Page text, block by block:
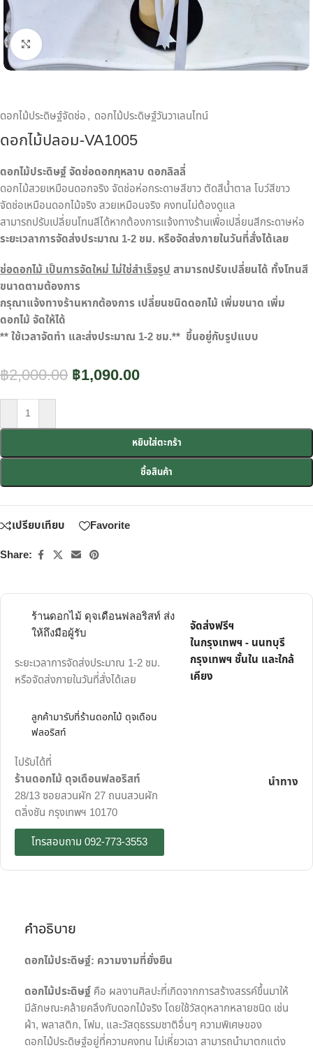
คลิกเพื่อขยาย
ดอกไม้ประดิษฐ์จัดช่อ, ดอกไม้ประดิษฐ์วันวาเลนไทน์
ดอกไม้ปลอม-VA1005
ดอกไม้ประดิษฐ์ จัดช่อดอกกุหลาบ ดอกลิลลี่
ดอกไม้สวยเหมือนดอกจริง จัดช่อห่อกระดาษสีขาว ตัดสีน้ำตาล โบว์สีขาว
จัดช่อเหมือนดอกไม้จริง สวยเหมือนจริง คงทนไม่ต้องดูแล
สามารถปรับเปลี่ยนโทนสีได้หากต้องการแจ้งทางร้านเพื่อเปลี่ยนสีกระดาษห่อ
ระยะเวลาการจัดส่งประมาณ 1-2 ชม. หรือจัดส่งภายในวันที่สั่งได้เลย
ช่อดอกไม้ เป็นการจัดใหม่ ไม่ใช่สำเร็จรูปสามารถปรับเปลี่ยนได้ ทั้งโทนสี
ขนาดตามต้องการ
กรุณาแจ้งทางร้านหากต้องการ เปลี่ยนชนิดดอกไม้ เพิ่มขนาด เพิ่ม
ดอกไม้ จัดให้ได้
**ใช้เวลาจัดทำ และส่งประมาณ 1-2 ชม.** ขึ้นอยู่กับรูปแบบ
฿2,000.00 ฿1,090.00
หยิบใส่ตะกร้า
ซื้อสินค้า
เปรียบเทียบ
Favorite
Share:
ร้านดอกไม้ ดุจเดือนฟลอริสท์ ส่ง
ให้ถึงมือผู้รับ
ระยะเวลาการจัดส่งประมาณ 1-2 ชม.
หรือจัดส่งภายในวันที่สั่งได้เลย
จัดส่งฟรีฯ
ในกรุงเทพฯ - นนทบุรี
กรุงเทพฯ ชั้นใน และใกล้
เคียง
ลูกค้ามารับที่ร้านดอกไม้ ดุจเดือน
ฟลอริสท์
ไปรับได้ที่
ร้านดอกไม้ ดุจเดือนฟลอริสท์
28/13 ซอยสวนผัก 27 ถนนสวนผัก
ตลิ่งชัน กรุงเทพฯ 10170
โทรสอบถาม 092-773-3553
นำทาง
คำอธิบาย
ดอกไม้ประดิษฐ์: ความงามที่ยั่งยืน
ดอกไม้ประดิษฐ์ คือ ผลงานศิลปะที่เกิดจากการสร้างสรรค์ขึ้นมาให้
มีลักษณะคล้ายคลึงกับดอกไม้จริง โดยใช้วัสดุหลากหลายชนิด เช่น
ผ้า, พลาสติก, โฟม, และวัสดุธรรมชาติอื่นๆ ความพิเศษของ
ดอกไม้ประดิษฐ์อยู่ที่ความคงทน ไม่เหี่ยวเฉา สามารถนำมาตกแต่ง